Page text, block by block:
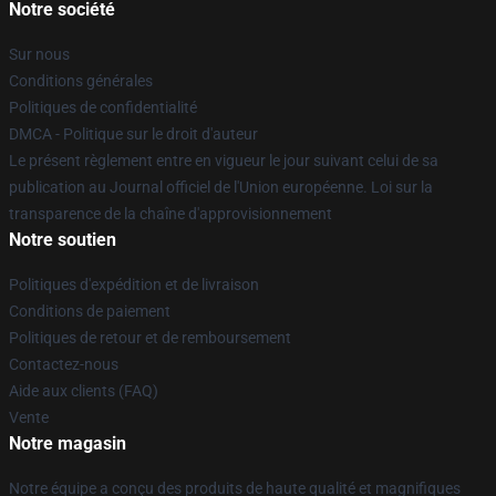
Notre société
Sur nous
Conditions générales
Politiques de confidentialité
DMCA - Politique sur le droit d'auteur
Le présent règlement entre en vigueur le jour suivant celui de sa
publication au Journal officiel de l'Union européenne. Loi sur la
transparence de la chaîne d'approvisionnement
Notre soutien
Politiques d'expédition et de livraison
Conditions de paiement
Politiques de retour et de remboursement
Contactez-nous
Aide aux clients (FAQ)
Vente
Notre magasin
Notre équipe a conçu des produits de haute qualité et magnifiques